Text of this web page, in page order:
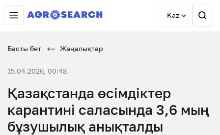
Kaz
Басты бет Жаңалықтар
15.04.2026, 00:48
Қазақстанда өсімдіктер
карантині саласында 3,6 мың
бұзушылық анықталды